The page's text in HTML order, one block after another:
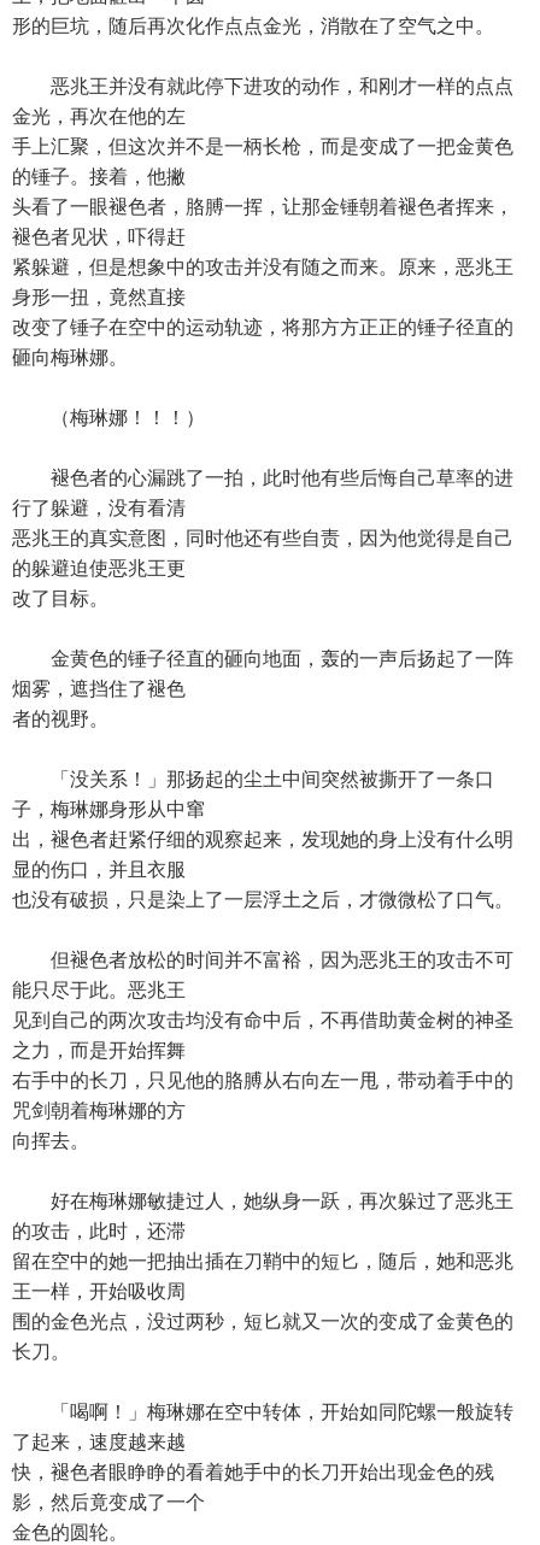
形的巨坑，随后再次化作点点金光，消散在了空气之中。
恶兆王并没有就此停下进攻的动作，和刚才一样的点点
金光，再次在他的左
手上汇聚，但这次并不是一柄长枪，而是变成了一把金黄色
的锤子。接着，他撇
头看了一眼褪色者，胳膊一挥，让那金锤朝着褪色者挥来，
褪色者见状，吓得赶
紧躲避，但是想象中的攻击并没有随之而来。原来，恶兆王
身形一扭，竟然直接
改变了锤子在空中的运动轨迹，将那方方正正的锤子径直的
砸向梅琳娜。
（梅琳娜！！！）
褪色者的心漏跳了一拍，此时他有些后悔自己草率的进
行了躲避，没有看清
恶兆王的真实意图，同时他还有些自责，因为他觉得是自己
的躲避迫使恶兆王更
改了目标。
金黄色的锤子径直的砸向地面，轰的一声后扬起了一阵
烟雾，遮挡住了褪色
者的视野。
「没关系！」那扬起的尘土中间突然被撕开了一条口
子，梅琳娜身形从中窜
出，褪色者赶紧仔细的观察起来，发现她的身上没有什么明
显的伤口，并且衣服
也没有破损，只是染上了一层浮土之后，才微微松了口气。
但褪色者放松的时间并不富裕，因为恶兆王的攻击不可
能只尽于此。恶兆王
见到自己的两次攻击均没有命中后，不再借助黄金树的神圣
之力，而是开始挥舞
右手中的长刀，只见他的胳膊从右向左一甩，带动着手中的
咒剑朝着梅琳娜的方
向挥去。
好在梅琳娜敏捷过人，她纵身一跃，再次躲过了恶兆王
的攻击，此时，还滞
留在空中的她一把抽出插在刀鞘中的短匕，随后，她和恶兆
王一样，开始吸收周
围的金色光点，没过两秒，短匕就又一次的变成了金黄色的
长刀。
「喝啊！」梅琳娜在空中转体，开始如同陀螺一般旋转
了起来，速度越来越
快，褪色者眼睁睁的看着她手中的长刀开始出现金色的残
影，然后竟变成了一个
金色的圆轮。